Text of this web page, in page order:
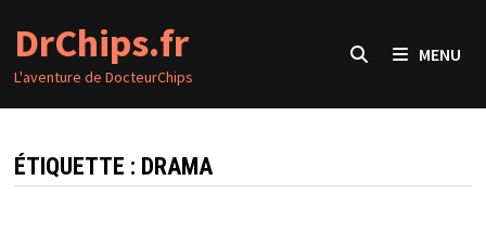
contenu
DrChips.fr
L'aventure de DocteurChips
MENU
ÉTIQUETTE : DRAMA